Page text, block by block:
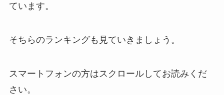
ています。
そちらのランキングも見ていきましょう。
スマートフォンの方はスクロールしてお読みくだ
さい。